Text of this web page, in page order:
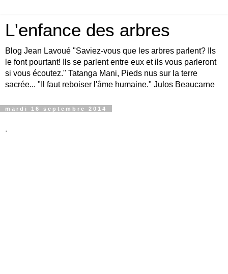
L'enfance des arbres
Blog Jean Lavoué "Saviez-vous que les arbres parlent? Ils
le font pourtant! Ils se parlent entre eux et ils vous parleront
si vous écoutez." Tatanga Mani, Pieds nus sur la terre
sacrée... "Il faut reboiser l'âme humaine." Julos Beaucarne
mardi 16 septembre 2014
.